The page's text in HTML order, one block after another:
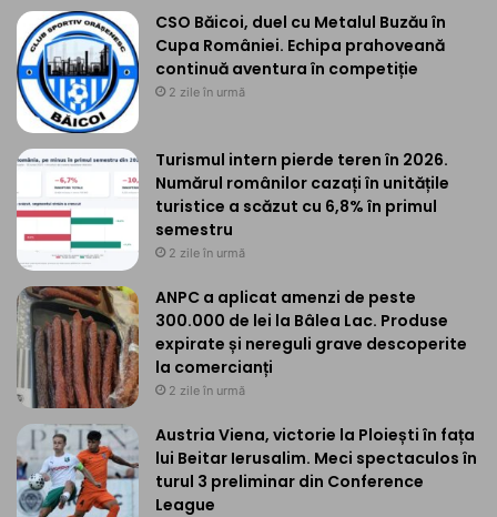
CSO Băicoi, duel cu Metalul Buzău în
Cupa României. Echipa prahoveană
continuă aventura în competiție
2 zile în urmă
Turismul intern pierde teren în 2026.
Numărul românilor cazați în unitățile
turistice a scăzut cu 6,8% în primul
semestru
2 zile în urmă
ANPC a aplicat amenzi de peste
300.000 de lei la Bâlea Lac. Produse
expirate și nereguli grave descoperite
la comercianți
2 zile în urmă
Austria Viena, victorie la Ploiești în fața
lui Beitar Ierusalim. Meci spectaculos în
turul 3 preliminar din Conference
League